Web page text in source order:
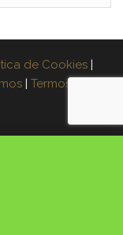
de Cookies |
| Termos de